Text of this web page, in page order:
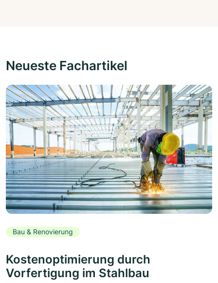
Neueste Fachartikel
Bau & Renovierung
Kostenoptimierung durch
Vorfertigung im Stahlbau